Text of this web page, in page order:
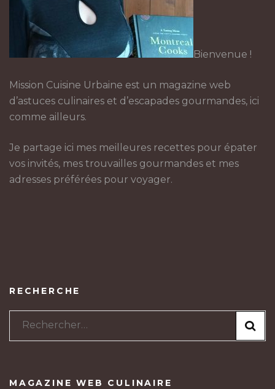
Bienvenue !
Mission Cuisine Urbaine est un magazine web
d’astuces culinaires et d’escapades gourmandes, ici
comme ailleurs.
Je partage ici mes meilleures recettes pour épater
vos invités, mes trouvailles gourmandes et mes
adresses préférées pour voyager.
RECHERCHE
Rechercher :
MAGAZINE WEB CULINAIRE